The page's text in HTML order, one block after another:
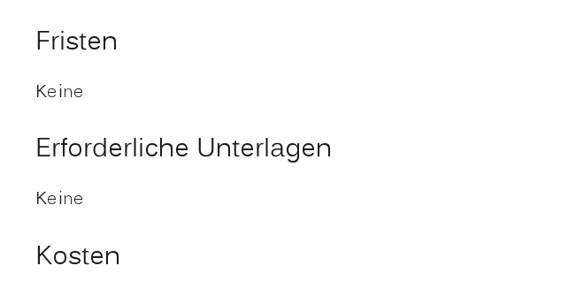
Fristen
Keine
Erforderliche Unterlagen
Keine
Kosten